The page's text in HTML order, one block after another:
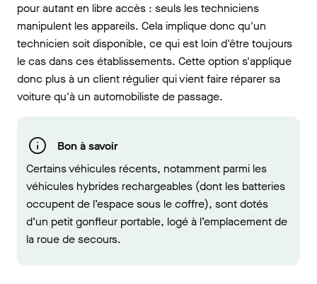
pour autant en libre accès : seuls les techniciens
manipulent les appareils. Cela implique donc qu'un
technicien soit disponible, ce qui est loin d'être toujours
le cas dans ces établissements. Cette option s'applique
donc plus à un client régulier qui vient faire réparer sa
voiture qu'à un automobiliste de passage.
Bon à savoir
Certains véhicules récents, notamment parmi les
véhicules hybrides rechargeables (dont les batteries
occupent de l’espace sous le coffre), sont dotés
d’un petit gonfleur portable, logé à l’emplacement de
la roue de secours.